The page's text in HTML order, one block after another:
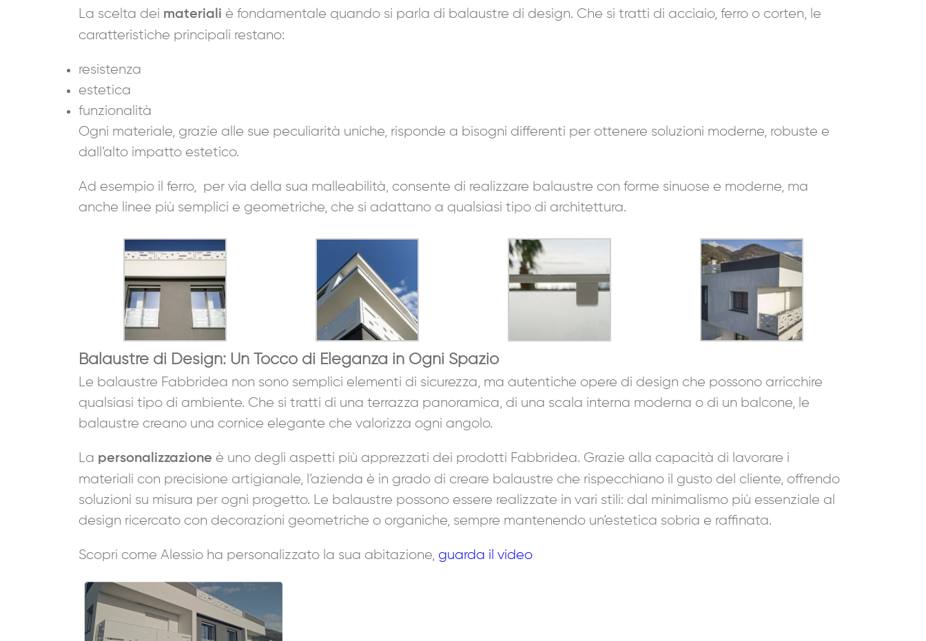
La scelta dei materiali è fondamentale quando si parla di balaustre di design. Che si tratti di acciaio, ferro o corten, le
caratteristiche principali restano:
resistenza
estetica
funzionalità
Ogni materiale, grazie alle sue peculiarità uniche, risponde a bisogni differenti per ottenere soluzioni moderne, robuste e
dall’alto impatto estetico.
Ad esempio il ferro, per via della sua malleabilità, consente di realizzare balaustre con forme sinuose e moderne, ma
anche linee più semplici e geometriche, che si adattano a qualsiasi tipo di architettura.
Balaustre di Design: Un Tocco di Eleganza in Ogni Spazio
Le balaustre Fabbridea non sono semplici elementi di sicurezza, ma autentiche opere di design che possono arricchire
qualsiasi tipo di ambiente. Che si tratti di una terrazza panoramica, di una scala interna moderna o di un balcone, le
balaustre creano una cornice elegante che valorizza ogni angolo.
La personalizzazione è uno degli aspetti più apprezzati dei prodotti Fabbridea. Grazie alla capacità di lavorare i
materiali con precisione artigianale, l’azienda è in grado di creare balaustre che rispecchiano il gusto del cliente, offrendo
soluzioni su misura per ogni progetto. Le balaustre possono essere realizzate in vari stili: dal minimalismo più essenziale al
design ricercato con decorazioni geometriche o organiche, sempre mantenendo un’estetica sobria e raffinata.
Scopri come Alessio ha personalizzato la sua abitazione, guarda il video